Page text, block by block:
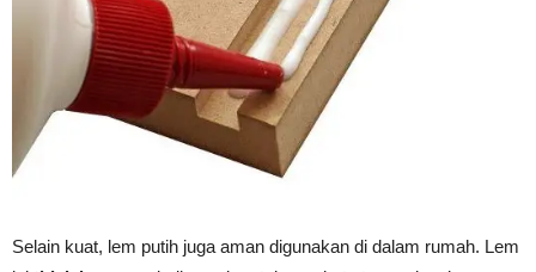
Selain kuat, lem putih juga aman digunakan di dalam rumah. Lem